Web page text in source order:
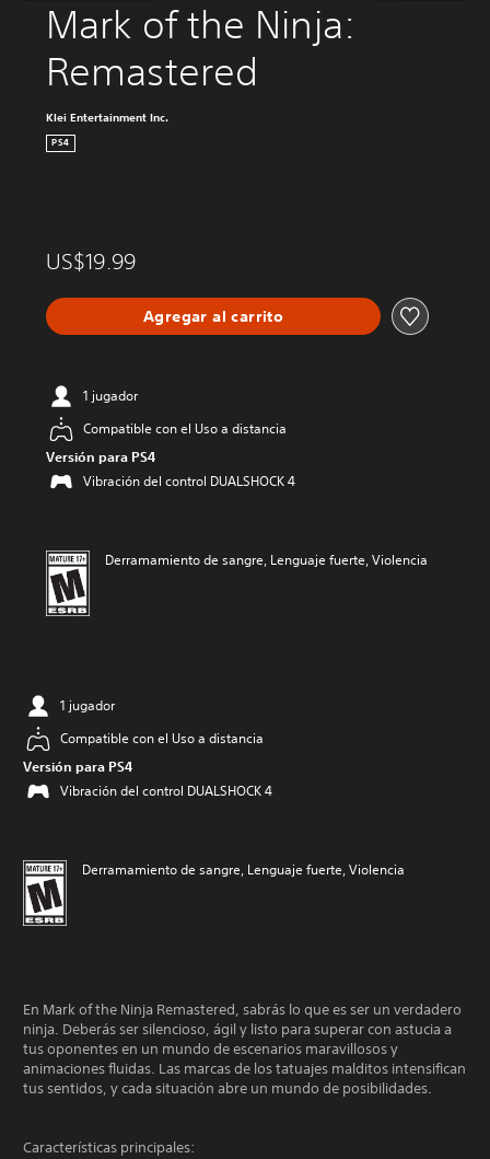
Mark of the Ninja:
Remastered
Klei Entertainment Inc.
PS4
US$19.99
Agregar al carrito
1 jugador
Compatible con el Uso a distancia
Versión para PS4
Vibración del control DUALSHOCK 4
Derramamiento de sangre, Lenguaje fuerte, Violencia
1 jugador
Compatible con el Uso a distancia
Versión para PS4
Vibración del control DUALSHOCK 4
Derramamiento de sangre, Lenguaje fuerte, Violencia
En Mark of the Ninja Remastered, sabrás lo que es ser un verdadero
ninja. Deberás ser silencioso, ágil y listo para superar con astucia a
tus oponentes en un mundo de escenarios maravillosos y
animaciones fluidas. Las marcas de los tatuajes malditos intensifican
tus sentidos, y cada situación abre un mundo de posibilidades.
Características principales: